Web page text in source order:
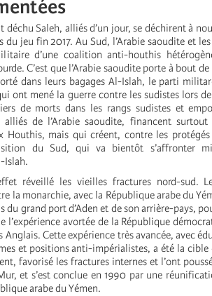
déchu Saleh, alliés d’un jour, se déchirent à
jeu fin 2017. Au Sud, l’Arabie saoudite et
d’une coalition anti-houthis
C’est que l’Arabie saoudite porte à bout
dans leurs bagages Al-Islah, le parti
ont mené la guerre contre les sudistes lors
de morts dans les rangs sudistes et
alliés de l’Arabie saoudite, financent
Houthis, mais qui créent, contre les protégés
du Sud, qui va bientôt s’affronter
Islah.
réveillé les vieilles fractures nord-sud.
la monarchie, avec la République arabe du
du grand port d’Aden et de son arrière-pays,
l’expérience avortée de la République
Cette expérience très avancée, avec
et positions anti-impérialistes, a été la cible
favorisé les fractures internes et l’ont
et s’est conclue en 1990 par une
arabe du Yémen.